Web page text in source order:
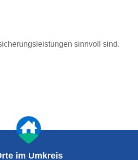
sinnvoll sind.
im Umkreis